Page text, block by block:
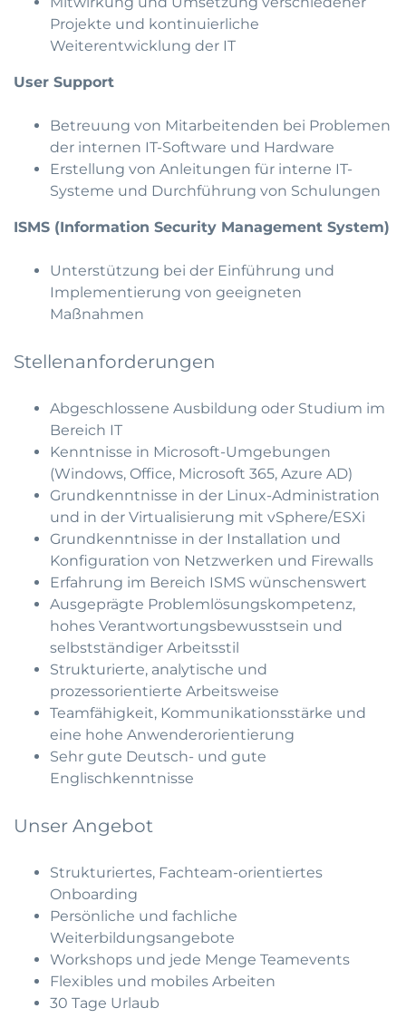
Projekte und kontinuierliche
Weiterentwicklung der IT
User Support
Betreuung von Mitarbeitenden bei Problemen
der internen IT-Software und Hardware
Erstellung von Anleitungen für interne IT-
Systeme und Durchführung von Schulungen
ISMS (Information Security Management System)
Unterstützung bei der Einführung und
Implementierung von geeigneten
Maßnahmen
Stellenanforderungen
Abgeschlossene Ausbildung oder Studium im
Bereich IT
Kenntnisse in Microsoft-Umgebungen
(Windows, Office, Microsoft 365, Azure AD)
Grundkenntnisse in der Linux-Administration
und in der Virtualisierung mit vSphere/ESXi
Grundkenntnisse in der Installation und
Konfiguration von Netzwerken und Firewalls
Erfahrung im Bereich ISMS wünschenswert
Ausgeprägte Problemlösungskompetenz,
hohes Verantwortungsbewusstsein und
selbstständiger Arbeitsstil
Strukturierte, analytische und
prozessorientierte Arbeitsweise
Teamfähigkeit, Kommunikationsstärke und
eine hohe Anwenderorientierung
Sehr gute Deutsch- und gute
Englischkenntnisse
Unser Angebot
Strukturiertes, Fachteam-orientiertes
Onboarding
Persönliche und fachliche
Weiterbildungsangebote
Workshops und jede Menge Teamevents
Flexibles und mobiles Arbeiten
30 Tage Urlaub